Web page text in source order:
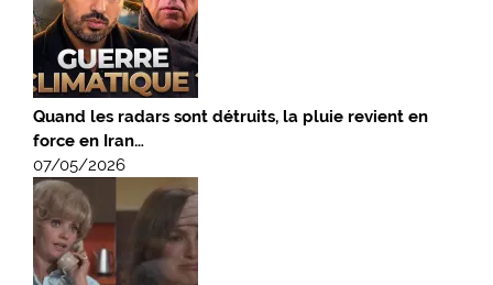
Quand les radars sont détruits, la pluie revient en
force en Iran…
07/05/2026